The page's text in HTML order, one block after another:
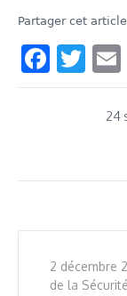
Partager cet
24
2 décembre
de la